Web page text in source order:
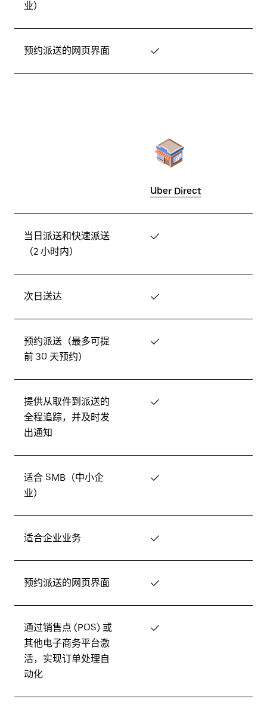
业）
预约派送的网页界面 ✓
Uber Direct
当日派送和快速派送
（2 小时内）
✓
次日送达 ✓
预约派送（最多可提
前 30 天预约）
✓
提供从取件到派送的
全程追踪，并及时发
出通知
✓
适合 SMB（中小企
业）
✓
适合企业业务 ✓
预约派送的网页界面 ✓
通过销售点 (POS) 或
其他电子商务平台激
活，实现订单处理自
动化
✓